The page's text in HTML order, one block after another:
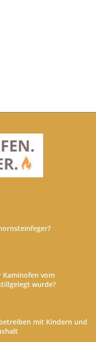
Kaminofen vom
wurde?
mit Kindern und